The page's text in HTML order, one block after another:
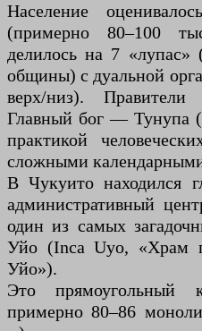
Население
(примерно 80–100
делилось на 7
общины) с дуальной
верх/низ).
Главный бог — Тунупа
практикой
сложными
В Чукуито находился
административный
один из самых
Уйо (Inca Uyo, «Храм
Уйо»).
Это прямоугольный
примерно 80–86